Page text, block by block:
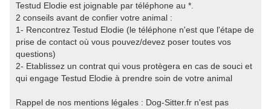
Testud Elodie est joignable par téléphone au *.
2 conseils avant de confier votre animal :
1- Rencontrez Testud Elodie (le téléphone n'est que l'étape de
prise de contact où vous pouvez/devez poser toutes vos
questions)
2- Etablissez un contrat qui vous protègera en cas de souci et
qui engage Testud Elodie à prendre soin de votre animal
Rappel de nos mentions légales : Dog-Sitter.fr n'est pas